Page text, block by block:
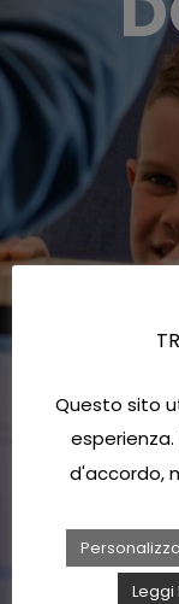
Questo sito
d'accordo,